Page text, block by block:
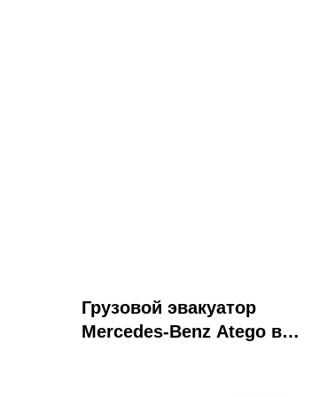
Грузовой эвакуатор
Mercedes-Benz Atego в